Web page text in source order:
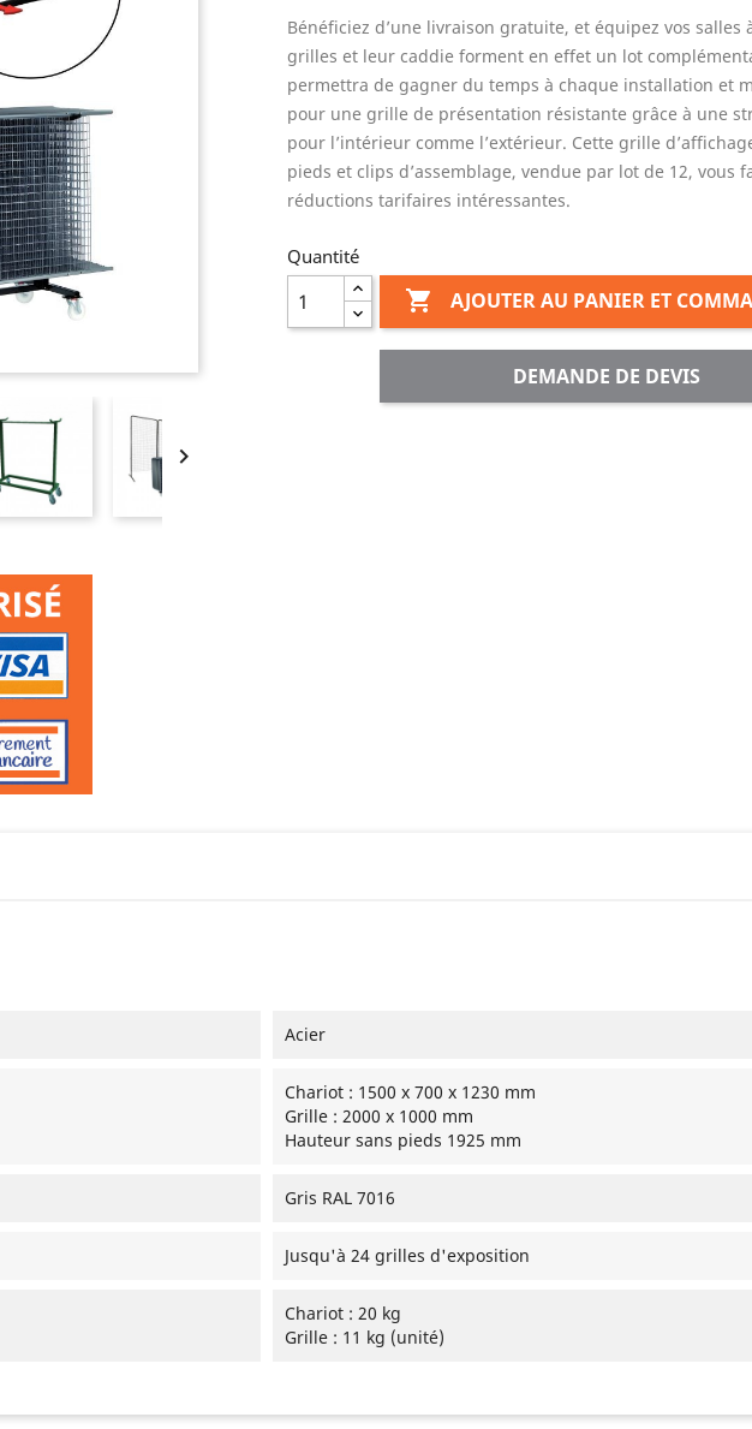

Bénéficiez d’une livraison gratuite, et équipez vos salles
grilles et leur caddie forment en effet un lot
permettra de gagner du temps à chaque installation et
pour une grille de présentation résistante grâce à une
pour l’intérieur comme l’extérieur. Cette grille
pieds et clips d’assemblage, vendue par lot de 12, vous
réductions tarifaires intéressantes.
Quantité
 AJOUTER AU PANIER ET
DEMANDE DE DEVIS
Acier
Chariot : 1500 x 700 x 1230 mm
Grille : 2000 x 1000 mm
Hauteur sans pieds 1925 mm
Gris RAL 7016
Jusqu'à 24 grilles d'exposition
Chariot : 20 kg
Grille : 11 kg (unité)